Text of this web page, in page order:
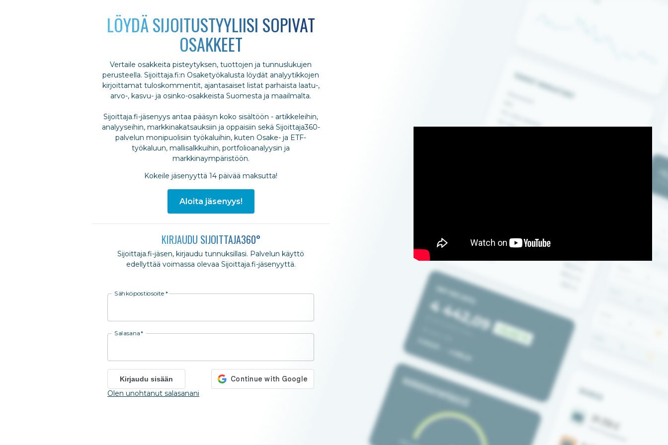
LÖYDÄ SIJOITUSTYYLIISI SOPIVAT
OSAKKEET
Vertaile osakkeita pisteytyksen, tuottojen ja tunnuslukujen
perusteella. Sijoittaja.fi:n Osaketyökalusta löydät analyytikkojen
kirjoittamat tuloskommentit, ajantasaiset listat parhaista laatu-,
arvo-, kasvu- ja osinko-osakkeista Suomesta ja maailmalta.
Sijoittaja.fi-jäsenyys antaa pääsyn koko sisältöön - artikkeleihin,
analyyseihin, markkinakatsauksiin ja oppaisiin sekä Sijoittaja360-
palvelun monipuolisiin työkaluihin, kuten Osake- ja ETF-
työkaluun, mallisalkkuihin, portfolioanalyysin ja
markkinaympäristöön.
Kokeile jäsenyyttä 14 päivää maksutta!
Aloita jäsenyys!
KIRJAUDU SIJOITTAJA360°
Sijoittaja.fi-jäsen, kirjaudu tunnuksillasi. Palvelun käyttö
edellyttää voimassa olevaa Sijoittaja.fi-jäsenyyttä.
Sähköpostiosoite *
Salasana*
Kirjaudu sisään
Olen unohtanut salasanani